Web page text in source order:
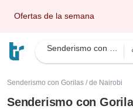
Ofertas de la semana
Senderismo con Gorilas / de Nairobi
Senderismo con